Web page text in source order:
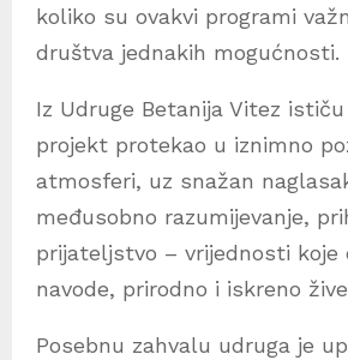
koliko su ovakvi programi
društva jednakih mogućnosti.
Iz Udruge Betanija Vitez
projekt protekao u iznimno
atmosferi, uz snažan
međusobno razumijevanje,
prijateljstvo – vrijednosti koje
navode, prirodno i iskreno
Posebnu zahvalu udruga je